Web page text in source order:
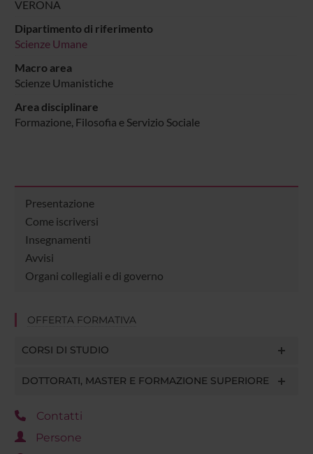
VERONA
Dipartimento di riferimento
Scienze Umane
Macro area
Scienze Umanistiche
Area disciplinare
Formazione, Filosofia e Servizio Sociale
Presentazione
Come iscriversi
Insegnamenti
Avvisi
Organi collegiali e di governo
OFFERTA FORMATIVA
CORSI DI STUDIO
DOTTORATI, MASTER E FORMAZIONE SUPERIORE
Contatti
Persone